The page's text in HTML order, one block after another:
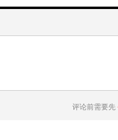
评论前需要先